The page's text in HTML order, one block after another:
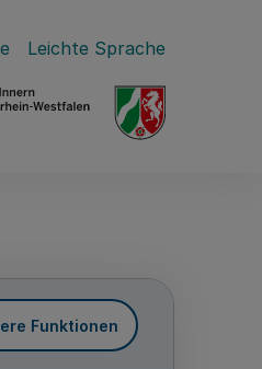
Leichte Sprache
Funktionen